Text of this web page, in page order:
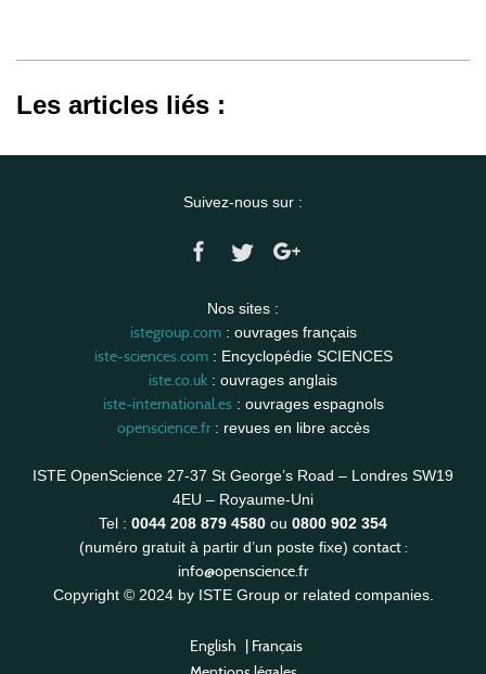
Les articles liés :
Suivez-nous sur :
Nos sites :
istegroup.com: ouvrages français
iste-sciences.com: Encyclopédie SCIENCES
iste.co.uk : ouvrages anglais
iste-international.es: ouvrages espagnols
openscience.fr: revues en libre accès
ISTE OpenScience 27-37 St George’s Road – Londres SW19
4EU – Royaume-Uni
Tel : 0044 208 879 4580 ou 0800 902 354
(numéro gratuit à partir d’un poste fixe) contact :
info@openscience.fr
Copyright © 2024 by ISTE Group or related companies.
English | Français